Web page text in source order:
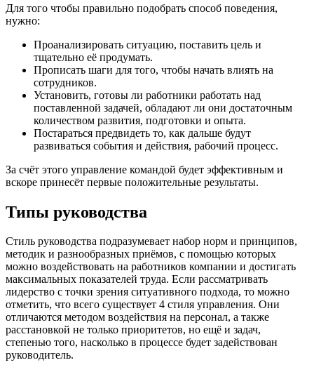
Для того чтобы правильно подобрать способ поведения,
нужно:
Проанализировать ситуацию, поставить цель и
тщательно её продумать.
Прописать шаги для того, чтобы начать влиять на
сотрудников.
Установить, готовы ли работники работать над
поставленной задачей, обладают ли они достаточным
количеством развития, подготовки и опыта.
Постараться предвидеть то, как дальше будут
развиваться события и действия, рабочий процесс.
За счёт этого управление командой будет эффективным и
вскоре принесёт первые положительные результаты.
Типы руководства
Стиль руководства подразумевает набор норм и принципов,
методик и разнообразных приёмов, с помощью которых
можно воздействовать на работников компании и достигать
максимальных показателей труда. Если рассматривать
лидерство с точки зрения ситуативного подхода, то можно
отметить, что всего существует 4 стиля управления. Они
отличаются методом воздействия на персонал, а также
расстановкой не только приоритетов, но ещё и задач,
степенью того, насколько в процессе будет задействован
руководитель.